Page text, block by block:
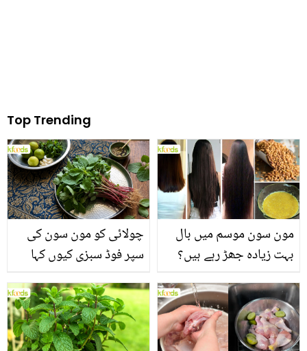
Top Trending
چولائی کو مون سون کی
سپر فوڈ سبزی کیوں کہا
منرلز اور اینٹی آکسیڈنٹس
سے بھرپور اس سبزی کے
فائدے
مون سون موسم میں بال
بہت زیادہ جھڑ رہے ہیں؟
بنانے کے چند قدرتی طریقے